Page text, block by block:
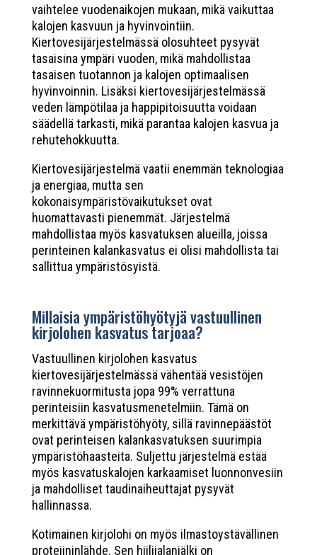
vaihtelee vuodenaikojen mukaan, mikä vaikuttaa
kalojen kasvuun ja hyvinvointiin.
Kiertovesijärjestelmässä olosuhteet pysyvät
tasaisina ympäri vuoden, mikä mahdollistaa
tasaisen tuotannon ja kalojen optimaalisen
hyvinvoinnin. Lisäksi kiertovesijärjestelmässä
veden lämpötilaa ja happipitoisuutta voidaan
säädellä tarkasti, mikä parantaa kalojen kasvua ja
rehutehokkuutta.
Kiertovesijärjestelmä vaatii enemmän teknologiaa
ja energiaa, mutta sen
kokonaisympäristövaikutukset ovat
huomattavasti pienemmät. Järjestelmä
mahdollistaa myös kasvatuksen alueilla, joissa
perinteinen kalankasvatus ei olisi mahdollista tai
sallittua ympäristösyistä.
Millaisia ympäristöhyötyjä vastuullinen
kirjolohen kasvatus tarjoaa?
Vastuullinen kirjolohen kasvatus
kiertovesijärjestelmässä vähentää vesistöjen
ravinnekuormitusta jopa 99% verrattuna
perinteisiin kasvatusmenetelmiin. Tämä on
merkittävä ympäristöhyöty, sillä ravinnepäästöt
ovat perinteisen kalankasvatuksen suurimpia
ympäristöhaasteita. Suljettu järjestelmä estää
myös kasvatuskalojen karkaamiset luonnonvesiin
ja mahdolliset taudinaiheuttajat pysyvät
hallinnassa.
Kotimainen kirjolohi on myös ilmastoystävällinen
proteiininlähde. Sen hiilijalanjälki on